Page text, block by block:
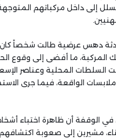
إلى داخل مركباتهم
دهس عرضية طالت شخصاً كان
المركبة، ما أفضى إلى وقوع
السلطات المحلية وعناصر
الواقعة، فيما جرى
الوقفة أن ظاهرة اختباء
مشيرين إلى صعوبة